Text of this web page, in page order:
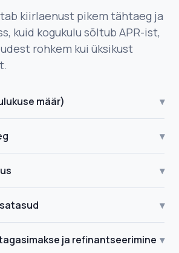
kiirlaenust pikem tähtaeg ja
kuid kogukulu sõltub APR-ist,
rohkem kui üksikust
määr) ▾
▾
▾
▾
ja refinantseerimine ▾